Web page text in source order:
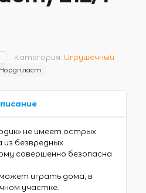
Категория: Игрушечный
Нордпласт
не имеет острых
из безвредных
совершенно безопасна
играть дома, в
участке.